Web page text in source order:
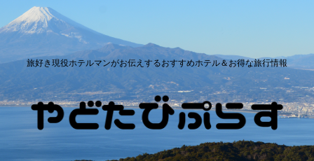
旅好き現役ホテルマンがお伝えするおすすめホテル＆お得な旅行情報